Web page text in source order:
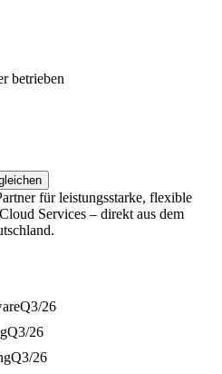
betrieben
für leistungsstarke, flexible
Services – direkt aus dem
Q3/26
Q3/26
Q3/26